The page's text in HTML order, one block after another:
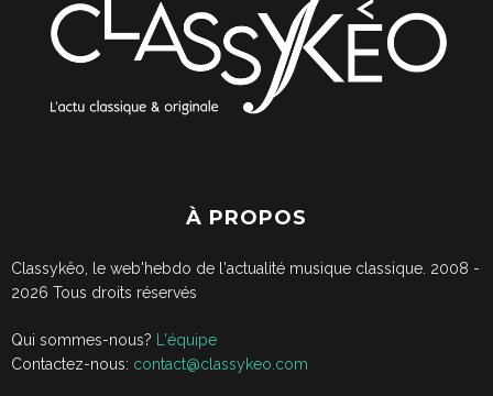
À PROPOS
Classykêo, le web'hebdo de l'actualité musique classique. 2008 -
2026 Tous droits réservés
Qui sommes-nous? L'équipe
Contactez-nous: contact@classykeo.com